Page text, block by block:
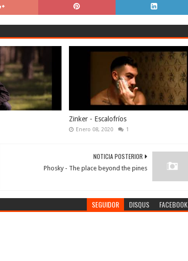
Zinker - Escalofríos
Enero 08, 2020 1
NOTICIA POSTERIOR
Phosky - The place beyond the pines
SEGUIDOR DISQUS FACEBOOK